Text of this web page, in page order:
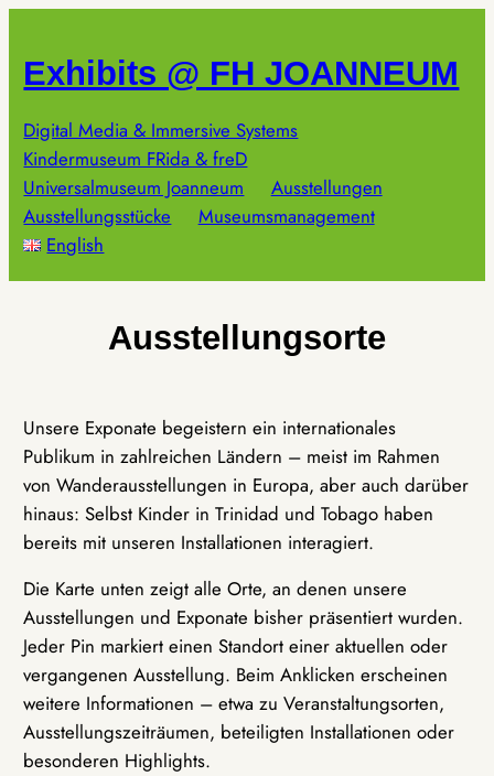
springen
Exhibits @ FH JOANNEUM
Digital Media & Immersive Systems
Kindermuseum FRida & freD
Universalmuseum Joanneum
Ausstellungen
Ausstellungsstücke
Museumsmanagement
English
Ausstellungsorte
Unsere Exponate begeistern ein internationales
Publikum in zahlreichen Ländern – meist im Rahmen
von Wanderausstellungen in Europa, aber auch darüber
hinaus: Selbst Kinder in Trinidad und Tobago haben
bereits mit unseren Installationen interagiert.
Die Karte unten zeigt alle Orte, an denen unsere
Ausstellungen und Exponate bisher präsentiert wurden.
Jeder Pin markiert einen Standort einer aktuellen oder
vergangenen Ausstellung. Beim Anklicken erscheinen
weitere Informationen – etwa zu Veranstaltungsorten,
Ausstellungszeiträumen, beteiligten Installationen oder
besonderen Highlights.